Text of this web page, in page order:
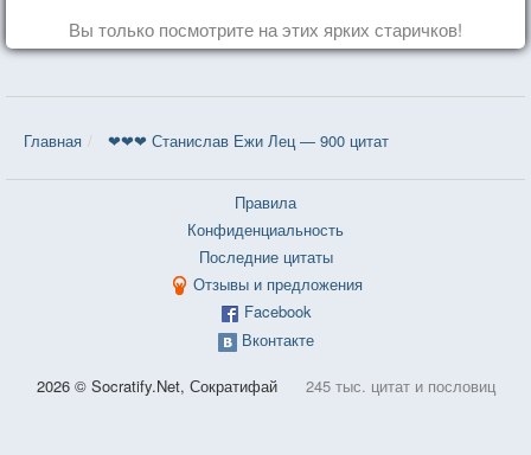
Вы только посмотрите на этих ярких старичков!
Главная ❤❤❤ Станислав Ежи Лец — 900 цитат
Правила
Конфиденциальность
Последние цитаты
Отзывы и предложения
Facebook
Вконтакте
2026 © Socratify.Net, Сократифай 245 тыс. цитат и пословиц